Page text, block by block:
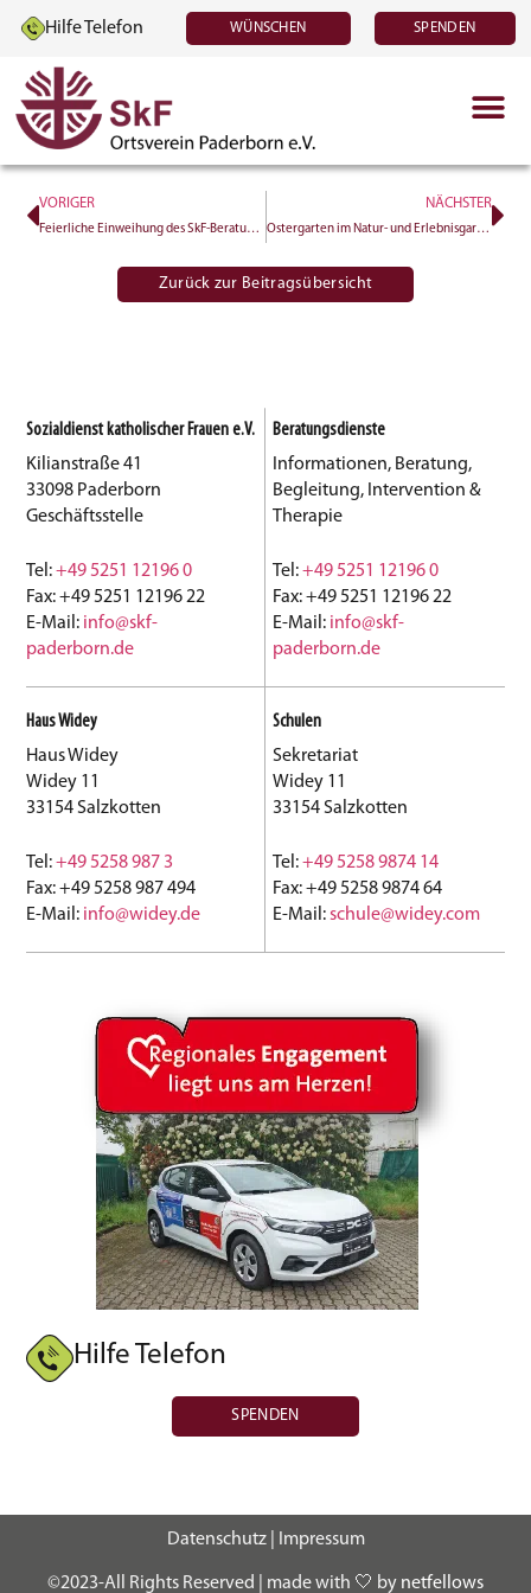
Hilfe Telefon WÜNSCHEN SPENDEN
VORIGER
Feierliche Einweihung des SkF-Beratungshauses
NÄCHSTER
Ostergarten im Natur- und Erlebnisgarten von Haus Widey: Ein besonderes Erlebnis für Jung und Alt
Zurück zur Beitragsübersicht
Sozialdienst katholischer Frauen e.V.
Kilianstraße 41
33098 Paderborn
Geschäftsstelle
Tel:+49 5251 12196 0
Fax: +49 5251 12196 22
E-Mail: info@skf-
paderborn.de
Beratungsdienste
Informationen, Beratung,
Begleitung, Intervention &
Therapie
Tel:+49 5251 12196 0
Fax: +49 5251 12196 22
E-Mail: info@skf-
paderborn.de
Haus Widey
Haus Widey
Widey 11
33154 Salzkotten
Tel:+49 5258 987 3
Fax: +49 5258 987 494
E-Mail: info@widey.de
Schulen
Sekretariat
Widey 11
33154 Salzkotten
Tel:+49 5258 9874 14
Fax: +49 5258 9874 64
E-Mail:schule@widey.com
Hilfe Telefon
SPENDEN
©2023-All Rights Reserved | made with 🤍 by netfellows
Datenschutz| Impressum